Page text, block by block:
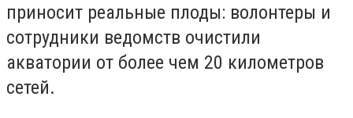
приносит реальные плоды: волонтеры и
сотрудники ведомств очистили
акватории от более чем 20 километров
сетей.